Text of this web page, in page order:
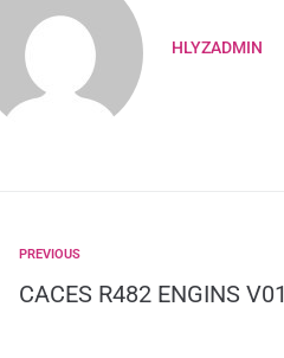
HLYZADMIN
PREVIOUS
CACES R482 ENGINS